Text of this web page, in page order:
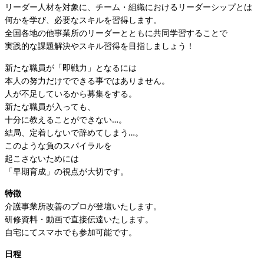
リーダー人材を対象に、チーム・組織におけるリーダーシップとは
何かを学び、必要なスキルを習得します。
全国各地の他事業所のリーダーとともに共同学習することで
実践的な課題解決やスキル習得を目指しましょう！
新たな職員が「即戦力」となるには
本人の努力だけでできる事ではありません。
人が不足しているから募集をする。
新たな職員が入っても、
十分に教えることができない…。
結局、定着しないで辞めてしまう…。
このような負のスパイラルを
起こさないためには
「早期育成」の視点が大切です。
特徴
介護事業所改善のプロが登壇いたします。
研修資料・動画で直接伝達いたします。
自宅にてスマホでも参加可能です。
日程